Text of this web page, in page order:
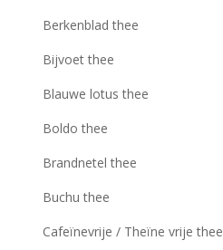
Berkenblad thee
Bijvoet thee
Blauwe lotus thee
Boldo thee
Brandnetel thee
Buchu thee
Cafeïnevrije / Theïne vrije thee